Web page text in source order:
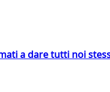
a dare tutti noi